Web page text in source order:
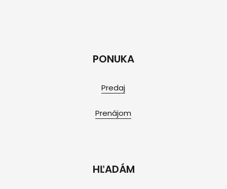
PONUKA
Predaj
Prenájom
HĽADÁM